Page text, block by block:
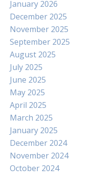
January 2026
December 2025
November 2025
September 2025
August 2025
July 2025
June 2025
May 2025
April 2025
March 2025
January 2025
December 2024
November 2024
October 2024